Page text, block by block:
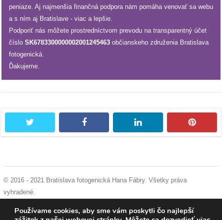
peniaze. Aj najmenšia finančná podpora nám pomáha venovať sa webu
a s ním aj Bratislave - viac a lepšie.
Podporiť nás môžete prostredníctvom prevodu na transparentný účet
číslo SK6783300000002001245463 občianskeho združenia Bratislava
fotogenická.
Ďakujeme.
facebook linkedin
© 2016 - 2021 Bratislava fotogenická Hana Fábry. Všetky práva
vyhradené.
cookies
Používame cookies, aby sme vám poskytli čo najlepší